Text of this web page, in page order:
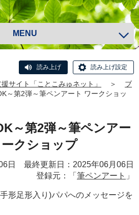
MENU
読み上げ 読み上げ設定
サイト「ことこみゅネット」 ＞
ブ
～第2弾～筆ペンアート ワークショッ
～第2弾～筆ペンアー
ークショップ
日 最終更新日：2025年06月06日
登録元：「 筆ペンアート 」
形足形入り)パパへのメッセージを